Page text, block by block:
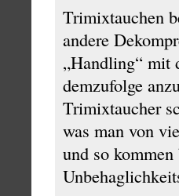
Trimixtauchen
andere
„Handling“ mit
demzufolge
Trimixtaucher
was man von
und so